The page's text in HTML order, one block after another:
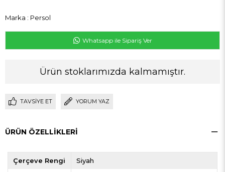
Marka : Persol
Whatsapp ile Sipariş Ver
Ürün stoklarımızda kalmamıştır.
TAVSIYE ET YORUM YAZ
ÜRÜN ÖZELLIKLERI
Çerçeve Rengi Siyah